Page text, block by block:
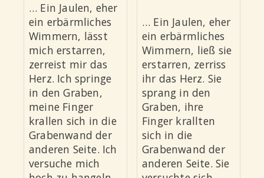
… Ein Jaulen, eher
ein erbärmliches
Wimmern, lässt
mich erstarren,
zerreist mir das
Herz. Ich springe
in den Graben,
meine Finger
krallen sich in die
Grabenwand der
anderen Seite. Ich
versuche mich
… Ein Jaulen, eher
ein erbärmliches
Wimmern, ließ sie
erstarren, zerriss
ihr das Herz. Sie
sprang in den
Graben, ihre
Finger krallten
sich in die
Grabenwand der
anderen Seite. Sie